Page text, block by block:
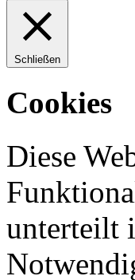
Schließen
Cookies
Diese
unterteilt